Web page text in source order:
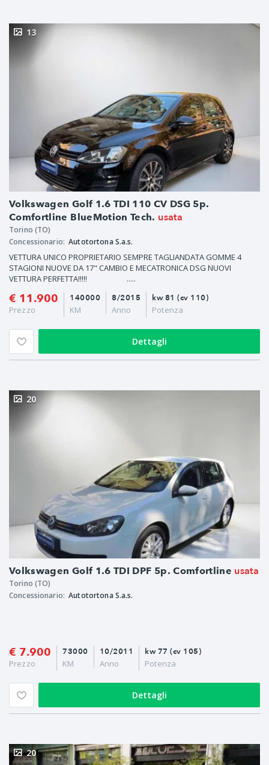
Volkswagen Golf 1.6 TDI 110 CV DSG 5p.
Comfortline BlueMotion Tech. usata
13
Torino (TO)
Concessionario: Autotortona S.a.s.
VETTURA UNICO PROPRIETARIO SEMPRE TAGLIANDATA GOMME 4
STAGIONI NUOVE DA 17" CAMBIO E MECATRONICA DSG NUOVI
VETTURA PERFETTA!!!!! .....
€ 11.900
Prezzo
8/2015
Anno
140000
KM
kw 81 (cv 110)
Potenza
Dettagli
Volkswagen Golf 1.6 TDI DPF 5p. Comfortline usata
20
Torino (TO)
Concessionario: Autotortona S.a.s.
€ 7.900
Prezzo
10/2011
Anno
73000
KM
kw 77 (cv 105)
Potenza
Dettagli
20